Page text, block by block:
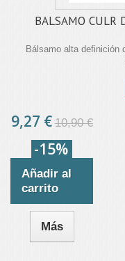
BALSAMO CULR
Bálsamo alta definición
9,27 € 10,90 €
-15%
Añadir al
carrito
Más